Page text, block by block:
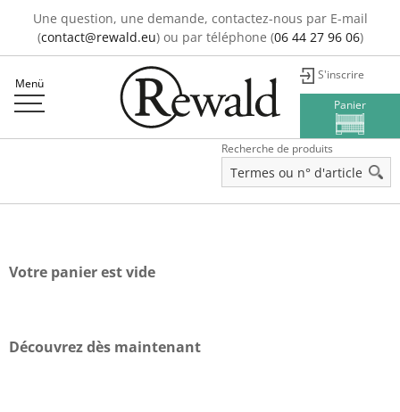
Une question, une demande, contactez-nous par E-mail
(contact@rewald.eu) ou par téléphone (06 44 27 96 06)
Menü
S'inscrire
Panier
Recherche de produits
Votre panier est vide
Découvrez dès maintenant